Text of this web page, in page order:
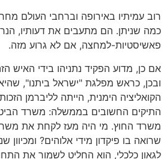
רוב עמיתיו באירופה וברחבי העולם
כמה שניתן. הם מתעבים את דעותיו,
פאשיסטיות-למחצה, אם לא גרוע מזה.
אם כן, מדוע הפקיד נתניהו בידי האיש
ובכן, כראש מפלגת "ישראל ביתנו", שהיא
הקואליציה הימנית, הייתה לליברמן
התיקים החשובים בממשלה: משרד
משרד החוץ. מי היה מעז לקחת את
שרואה בו פיקדון מידי אלוהים?
לגאון כלכלי, הוא החליט לשמור את